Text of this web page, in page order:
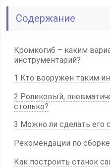
Содержание
Кромкогиб – каким
инструментарий?
1 Кто вооружен таким
2 Роликовый,
столько?
3 Можно ли сделать его
Рекомендации по
Как построить станок